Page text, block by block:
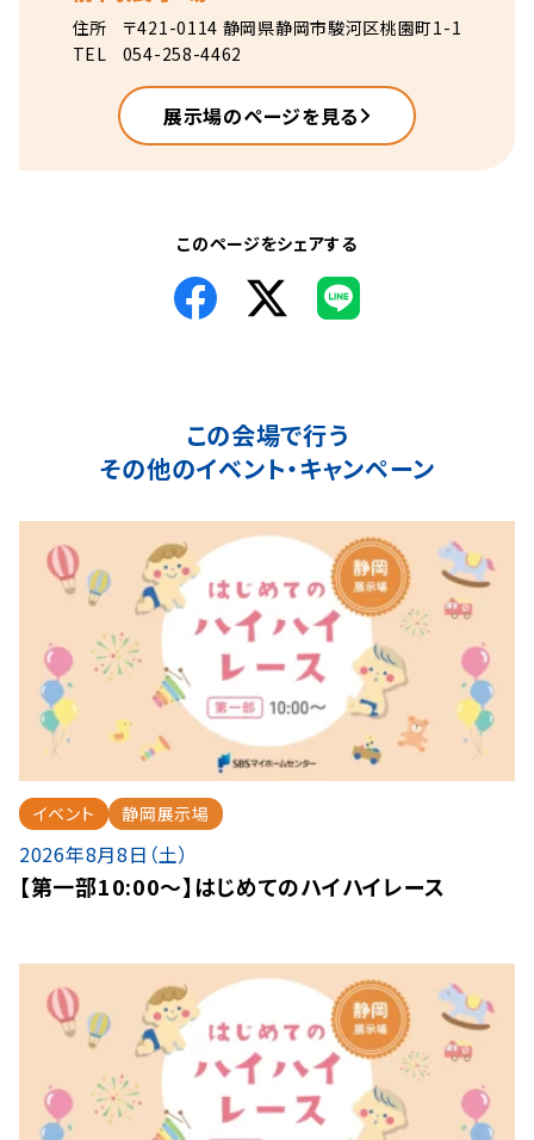
住所
〒421-0114 静岡県静岡市駿河区桃園町1-1
TEL
054-258-4462
展示場のページを見る
このページをシェアする
この会場で行う
その他のイベント・キャンペーン
イベント 静岡展示場
2026年8月8日（土）
【第一部10:00～】はじめてのハイハイレース